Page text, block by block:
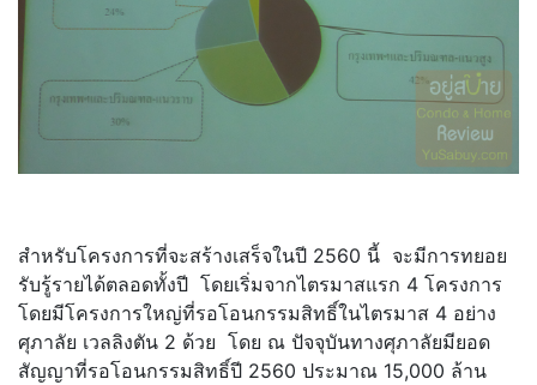
สำหรับโครงการที่จะสร้างเสร็จในปี 2560 นี้ จะมีการทยอย
รับรู้รายได้ตลอดทั้งปี โดยเริ่มจากไตรมาสแรก 4 โครงการ
โดยมีโครงการใหญ่ที่รอโอนกรรมสิทธิ์ในไตรมาส 4 อย่าง
ศุภาลัย เวลลิงตัน 2 ด้วย โดย ณ ปัจจุบันทางศุภาลัยมียอด
สัญญาที่รอโอนกรรมสิทธิ์ปี 2560 ประมาณ 15,000 ล้าน